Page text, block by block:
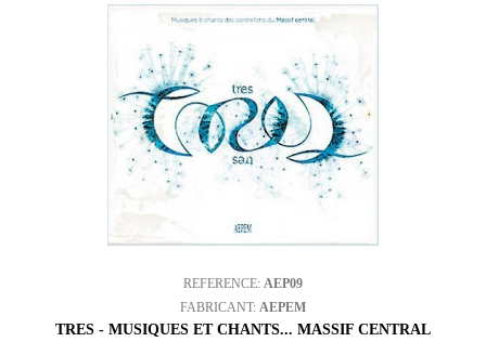
REFERENCE: AEP09
FABRICANT: AEPEM
TRES - MUSIQUES ET CHANTS... MASSIF CENTRAL